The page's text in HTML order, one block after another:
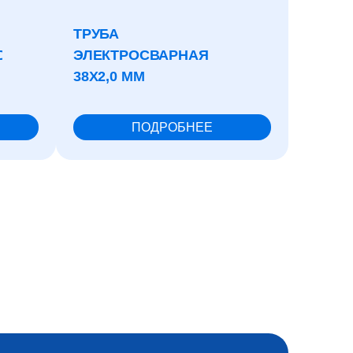
ТРУБА
ЭЛЕКТРОСВАРНАЯ
38X2,0 ММ
ПОДРОБНЕЕ